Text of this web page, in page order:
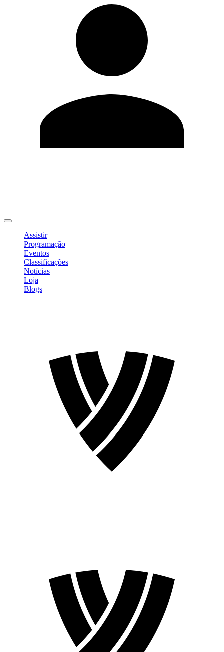
Assistir
Programação
Eventos
Classificações
Notícias
Loja
Blogs